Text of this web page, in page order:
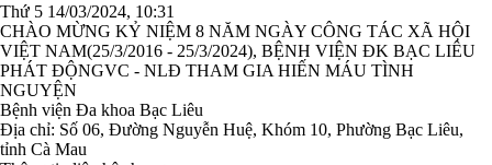
Thứ 5 14/03/2024, 10:31
CHÀO MỪNG KỶ NIỆM 8 NĂM NGÀY CÔNG TÁC XÃ HỘI
VIỆT NAM(25/3/2016 - 25/3/2024), BỆNH VIỆN ĐK BẠC LIÊU
PHÁT ĐỘNGVC - NLĐ THAM GIA HIẾN MÁU TÌNH
NGUYỆN
Bệnh viện Đa khoa Bạc Liêu
Địa chỉ: Số 06, Đường Nguyễn Huệ, Khóm 10, Phường Bạc Liêu,
tỉnh Cà Mau